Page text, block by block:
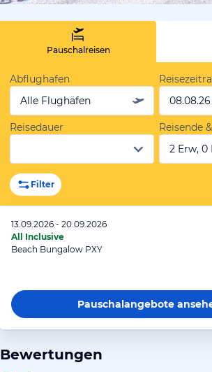
Pauschalreisen
Abflughafen
Alle Flughäfen
08.08.26
Reisedauer
Reisende
2 Erw, 0
Filter
13.09.2026 - 20.09.2026
All Inclusive
Beach Bungalow PXY
Pauschalangebote
Bewertungen